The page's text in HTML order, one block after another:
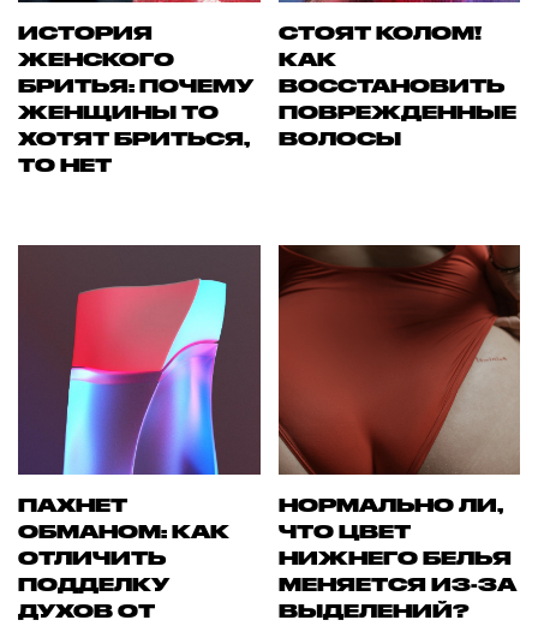
ИСТОРИЯ
ЖЕНСКОГО
БРИТЬЯ: ПОЧЕМУ
ЖЕНЩИНЫ ТО
ХОТЯТ БРИТЬСЯ,
ТО НЕТ
СТОЯТ КОЛОМ!
КАК
ВОССТАНОВИТЬ
ПОВРЕЖДЕННЫЕ
ВОЛОСЫ
ПАХНЕТ
ОБМАНОМ: КАК
ОТЛИЧИТЬ
ПОДДЕЛКУ
ДУХОВ ОТ
НОРМАЛЬНО ЛИ,
ЧТО ЦВЕТ
НИЖНЕГО БЕЛЬЯ
МЕНЯЕТСЯ ИЗ-ЗА
ВЫДЕЛЕНИЙ?